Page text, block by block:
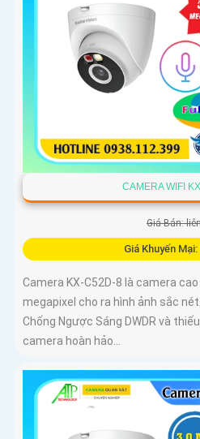
CAMERA WIFI
Giá Bán:
Giá Khuyến Mại:
Camera KX-C52D-8 là camera
megapixel cho ra hình ảnh sắc
Chống Ngược Sáng DWDR và
camera hoàn hảo...